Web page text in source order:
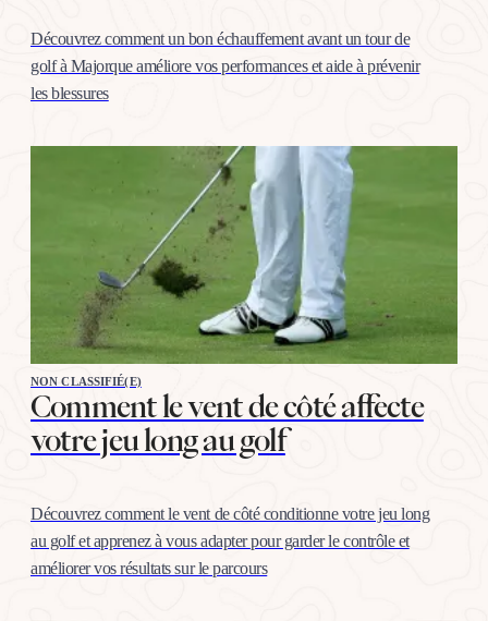
Découvrez comment un bon échauffement avant un tour de
golf à Majorque améliore vos performances et aide à prévenir
les blessures
NON CLASSIFIÉ(E)
Comment le vent de côté affecte
votre jeu long au golf
Découvrez comment le vent de côté conditionne votre jeu long
au golf et apprenez à vous adapter pour garder le contrôle et
améliorer vos résultats sur le parcours